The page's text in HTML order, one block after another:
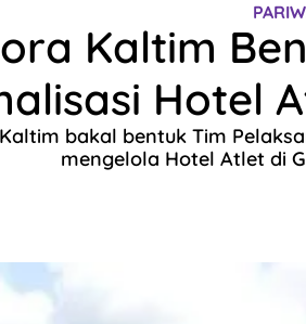
Kaltim
Hotel
bakal bentuk Tim
mengelola Hotel Atlet di